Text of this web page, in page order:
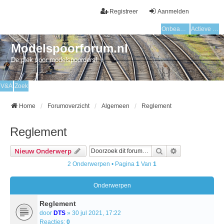
Aanmelden
Registreer
Onbeantwoorde onderwerpen Actieve onderwerpen
Modelspoorforum.nl
De plek voor modelspoorders!
V&A Zoek
Home Forumoverzicht Algemeen Reglement
Reglement
Nieuw Onderwerp Zoek
2 Onderwerpen • Pagina 1 Van 1
Onderwerpen
Reglement
door DTS » 30 jul 2021, 17:22
Reacties: 0